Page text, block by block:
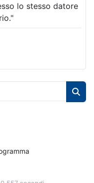
lo stesso datore